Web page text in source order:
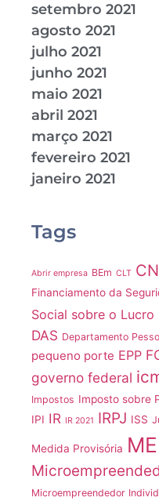
setembro 2021
agosto 2021
julho 2021
junho 2021
maio 2021
abril 2021
março 2021
fevereiro 2021
janeiro 2021
Tags
Abrir empresa BEm CLT
Financiamento da
Social sobre o Lucro
DAS Departamento
pequeno porte EPP
governo federal
Impostos Imposto sobre
IPI IR IR 2021 IRPJ ISS
Medida Provisória
Microempreendedor